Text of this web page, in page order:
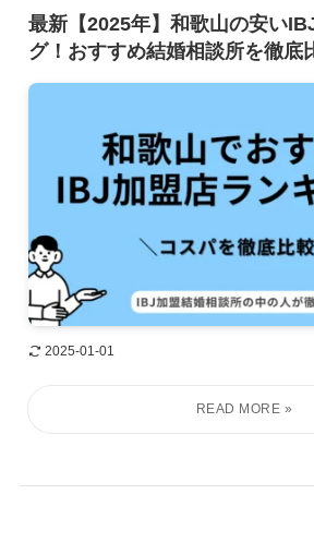
最新【2025年】和歌山の安い
グ！おすすめ結婚相談所を徹底
2025-01-01